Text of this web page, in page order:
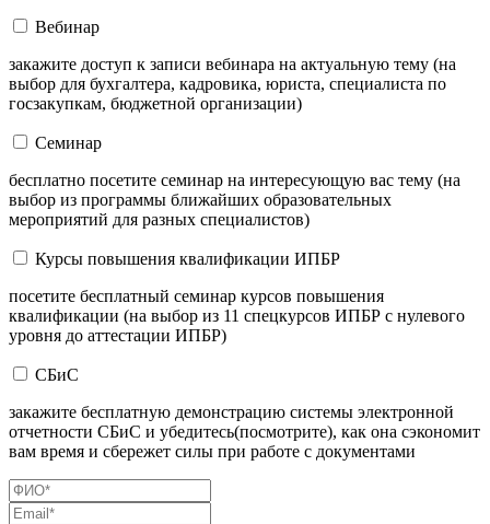
Вебинар
закажите доступ к записи вебинара на актуальную тему (на
выбор для бухгалтера, кадровика, юриста, специалиста по
госзакупкам, бюджетной организации)
Семинар
бесплатно посетите семинар на интересующую вас тему (на
выбор из программы ближайших образовательных
мероприятий для разных специалистов)
Курсы повышения квалификации ИПБР
посетите бесплатный семинар курсов повышения
квалификации (на выбор из 11 спецкурсов ИПБР с нулевого
уровня до аттестации ИПБР)
СБиС
закажите бесплатную демонстрацию системы электронной
отчетности СБиС и убедитесь(посмотрите), как она сэкономит
вам время и сбережет силы при работе с документами